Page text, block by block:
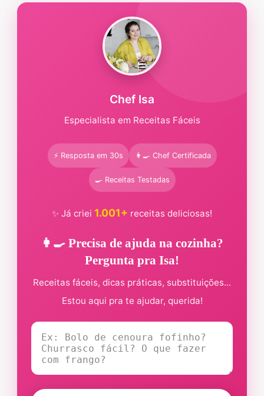
Chef Isa
Especialista em Receitas Fáceis
⚡ Resposta em 30s 👩‍🍳 Chef Certificada
🍳 Receitas Testadas
✨ Já criei 1.001+ receitas deliciosas!
👩‍🍳 Precisa de ajuda na cozinha?
Pergunta pra Isa!
Receitas fáceis, dicas práticas, substituições...
Estou aqui pra te ajudar, querida!